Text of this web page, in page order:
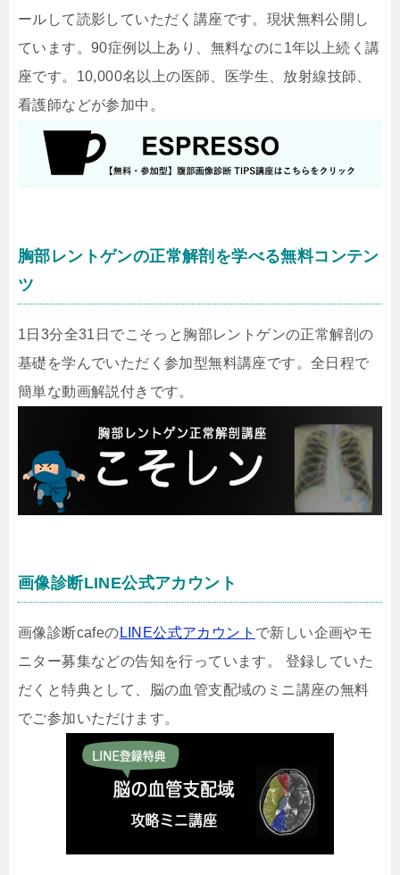
ールして読影していただく講座です。現状無料公開し
ています。90症例以上あり、無料なのに1年以上続く講
座です。10,000名以上の医師、医学生、放射線技師、
看護師などが参加中。
胸部レントゲンの正常解剖を学べる無料コンテン
ツ
1日3分全31日でこそっと胸部レントゲンの正常解剖の
基礎を学んでいただく参加型無料講座です。全日程で
簡単な動画解説付きです。
画像診断LINE公式アカウント
画像診断cafeの LINE公式アカウント で新しい企画やモ
ニター募集などの告知を行っています。 登録していた
だくと特典として、脳の血管支配域のミニ講座の無料
でご参加いただけます。